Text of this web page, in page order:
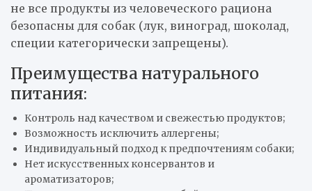
не все продукты из человеческого рациона
безопасны для собак (лук, виноград, шоколад,
специи категорически запрещены).
Преимущества натурального
питания:
Контроль над качеством и свежестью продуктов;
Возможность исключить аллергены;
Индивидуальный подход к предпочтениям собаки;
Нет искусственных консервантов и
ароматизаторов;